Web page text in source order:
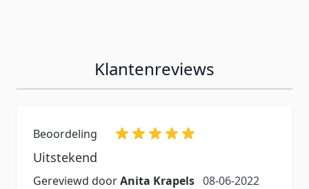
Klantenreviews
Beoordeling
Uitstekend
Gereviewd doorAnita Krapels 8 juni 2022
08-06-2022